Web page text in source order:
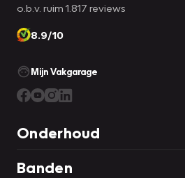
o.b.v. ruim 1.817 reviews
8.9/10
Mijn Vakgarage
Onderhoud
Banden